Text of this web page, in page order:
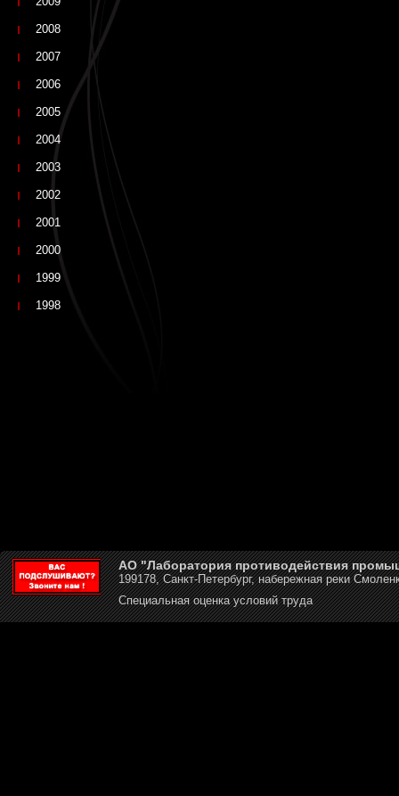
2008
2007
2006
2005
2004
2003
2002
2001
2000
1999
1998
АО "Лаборатория противодействия
199178, Санкт-Петербург, набережная реки
Специальная оценка условий труда